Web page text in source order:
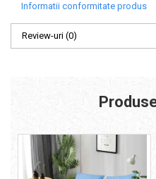
Informatii conformitate produs
Review-uri (0)